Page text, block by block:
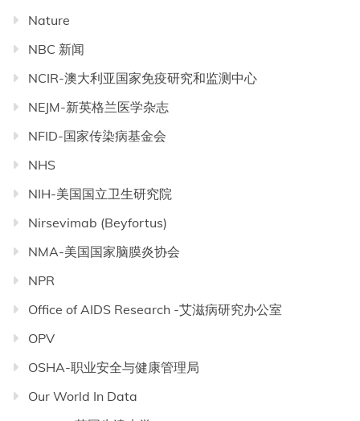
Nature
NBC 新闻
NCIR-澳大利亚国家免疫研究和监测中心
NEJM-新英格兰医学杂志
NFID-国家传染病基金会
NHS
NIH-美国国立卫生研究院
Nirsevimab (Beyfortus)
NMA-美国国家脑膜炎协会
NPR
Office of AIDS Research -艾滋病研究办公室
OPV
OSHA-职业安全与健康管理局
Our World In Data